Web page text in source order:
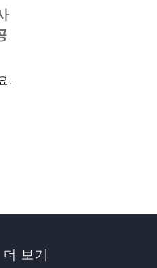
.
더 보기